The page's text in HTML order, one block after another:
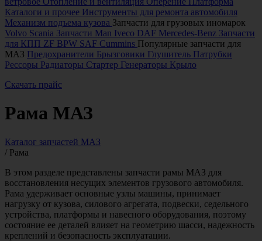
Каталоги и прочее Инструменты для ремонта автомобиля
Механизм подъема кузова Запчасти для грузовых иномарок
Volvo Scania Запчасти Man Iveco DAF Mercedes-Benz Запчасти
для КПП ZF BPW SAF Cummins Популярные запчасти для
МАЗ Предохранители Брызговики Глушитель Патрубки
Рессоры Радиаторы Стартер Генераторы Крыло
Скачать прайс
Рама МАЗ
Каталог запчастей МАЗ
/ Рама
В этом разделе представлены запчасти рамы МАЗ для
восстановления несущих элементов грузового автомобиля.
Рама удерживает основные узлы машины, принимает
нагрузку от кузова, силового агрегата, подвески, седельного
устройства, платформы и навесного оборудования, поэтому
состояние ее деталей влияет на геометрию шасси, надежность
креплений и безопасность эксплуатации.